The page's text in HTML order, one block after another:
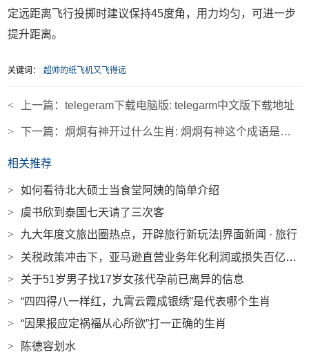
定远距离飞行投掷时建议保持45度角，用力均匀，可进一步
提升距离。
关键词： 超帅的纸飞机又飞得远
< 上一篇：telegeram下载电脑版: telegarm中文版下载地址
> 下一篇：炯炯有神开过什么生肖: 炯炯有神这个成语是什么意思
相关推荐
>
如何看待北大硕士当食堂阿姨的简单介绍
>
虞书欣到泰国七天请了三次客
>
九大年度文旅出圈热点，开辟旅行新玩法|界面新闻 · 旅行
>
关税政策冲击下，亚马逊直营业务年化利润或损失百亿美元|界面新闻 · 科技
>
关于51岁男子找17岁女孩代孕前已离异的信息
>
“四四得八一样红，九霄云霞成银绣”是代表哪个生肖
>
“因果报应定祸福从心所欲”打一正确的生肖
>
陈德容划水